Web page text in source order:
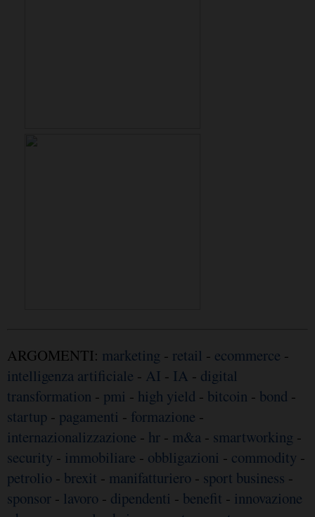
ARGOMENTI: marketing - retail - ecommerce -
intelligenza artificiale - AI - IA - digital
transformation - pmi - high yield - bitcoin - bond -
startup - pagamenti - formazione -
internazionalizzazione - hr - m&a - smartworking -
security - immobiliare - obbligazioni - commodity -
petrolio - brexit - manifatturiero - sport business -
sponsor - lavoro - dipendenti - benefit - innovazione